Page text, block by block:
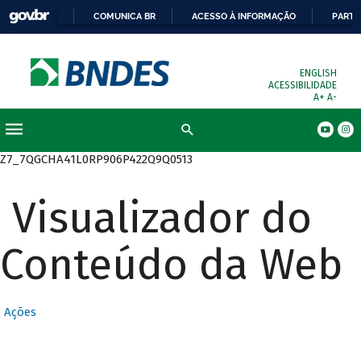
COMUNICA BR ACESSO À INFORMAÇÃO
ENGLISH
ACESSIBILIDADE
A+ A-
Z7_7QGCHA41L0RP906P422Q9Q0513
Visualizador do
Conteúdo da Web
Ações